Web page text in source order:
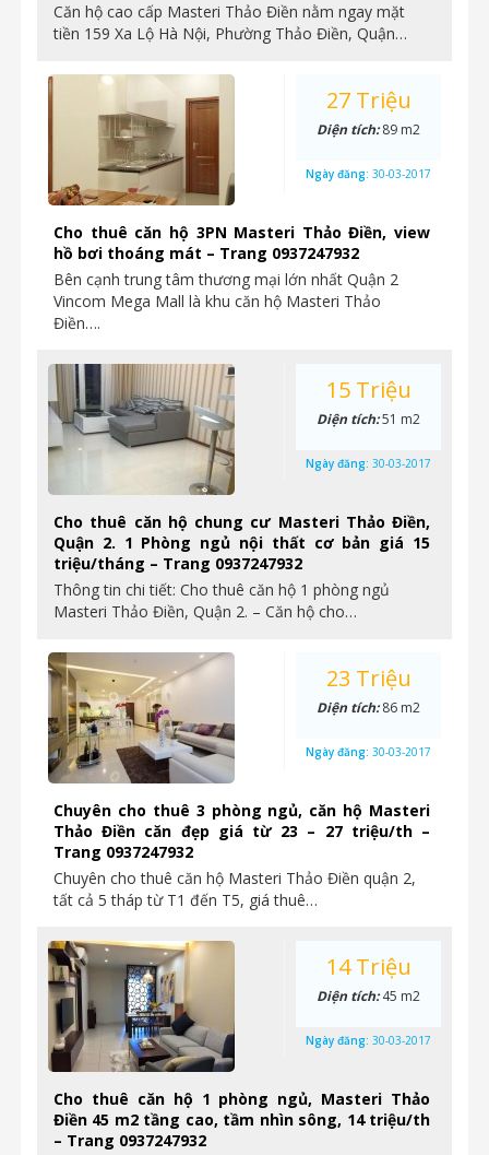
Căn hộ cao cấp Masteri Thảo Điền nằm ngay mặt
tiền 159 Xa Lộ Hà Nội, Phường Thảo Điền, Quận…
Cho thuê căn hộ 3PN Masteri Thảo Điền, view
hồ bơi thoáng mát – Trang 0937247932
Bên cạnh trung tâm thương mại lớn nhất Quận 2
Vincom Mega Mall là khu căn hộ Masteri Thảo
Điền….
27 Triệu
Diện tích:89 m2
Ngày đăng: 30-03-2017
Cho thuê căn hộ chung cư Masteri Thảo Điền,
Quận 2. 1 Phòng ngủ nội thất cơ bản giá 15
triệu/tháng – Trang 0937247932
Thông tin chi tiết: Cho thuê căn hộ 1 phòng ngủ
Masteri Thảo Điền, Quận 2. – Căn hộ cho…
15 Triệu
Diện tích:51 m2
Ngày đăng: 30-03-2017
Chuyên cho thuê 3 phòng ngủ, căn hộ Masteri
Thảo Điền căn đẹp giá từ 23 – 27 triệu/th –
Trang 0937247932
Chuyên cho thuê căn hộ Masteri Thảo Điền quận 2,
tất cả 5 tháp từ T1 đến T5, giá thuê…
23 Triệu
Diện tích:86 m2
Ngày đăng: 30-03-2017
Cho thuê căn hộ 1 phòng ngủ, Masteri Thảo
Điền 45 m2 tầng cao, tầm nhìn sông, 14 triệu/th
– Trang 0937247932
14 Triệu
Diện tích:45 m2
Ngày đăng: 30-03-2017